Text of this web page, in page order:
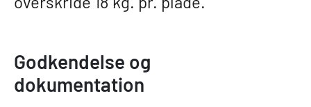
Godkendelse og
dokumentation